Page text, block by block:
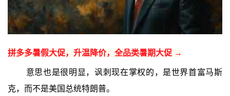
拼多多暑假大促，升温降价，全品类暑期大促 →
意思也是很明显，讽刺现在掌权的，是世界首富马斯
克，而不是美国总统特朗普。